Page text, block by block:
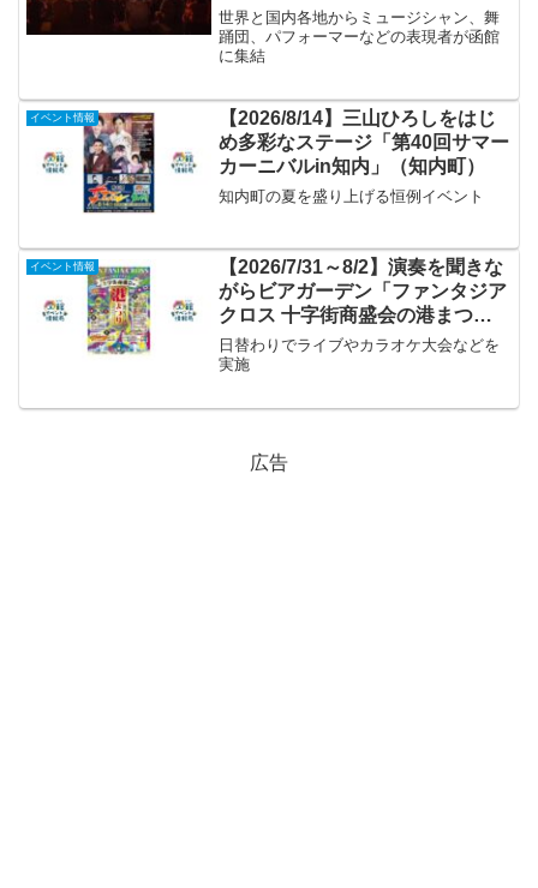
世界と国内各地からミュージシャン、舞
踊団、パフォーマーなどの表現者が函館
に集結
イベント情報
【2026/8/14】三山ひろしをはじ
め多彩なステージ「第40回サマー
カーニバルin知内」（知内町）
知内町の夏を盛り上げる恒例イベント
イベント情報
【2026/7/31～8/2】演奏を聞きな
がらビアガーデン「ファンタジア
クロス 十字街商盛会の港まつ
り」
日替わりでライブやカラオケ大会などを
実施
広告